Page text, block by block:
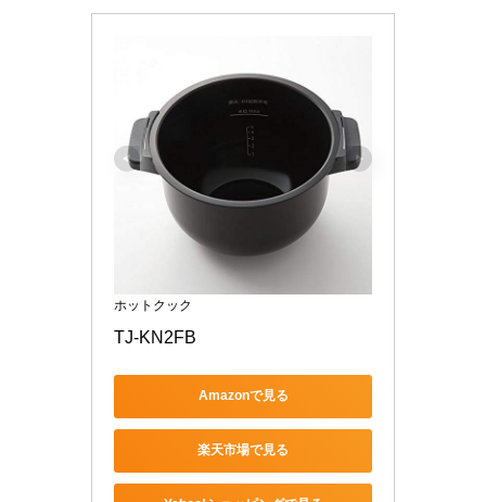
ホットクック
TJ-KN2FB
Amazonで見る
楽天市場で見る